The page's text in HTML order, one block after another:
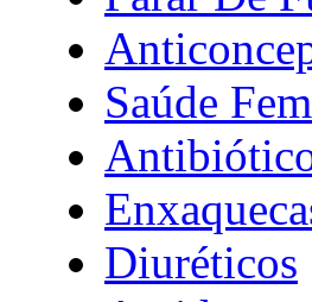
Saúde
Diuréticos